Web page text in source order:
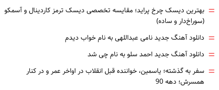
= بهترین دیسک چرخ پراید؛ مقایسه تخصصی دیسک ترمز کاردینال و آسمکو
(سوراخ‌دار و ساده)
= دانلود آهنگ جدید نامی عبداللهی به نام خواب دیدم
= دانلود آهنگ جدید احمد سلو به نام چی شد
= سفر به گذشته؛ یاسمین، خواننده قبل انقلاب در اواخر عمر و در کنار
همسرش؛ دهه 90